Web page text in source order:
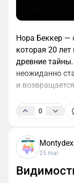
Нора Беккер —
которая 20
древние
неожиданно
и
0
Montydex
25 mai